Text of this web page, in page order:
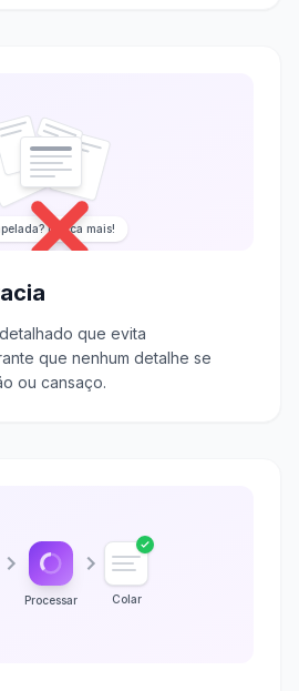
Nunca mais!
que evita
que nenhum detalhe se
ou cansaço.
Processar Colar